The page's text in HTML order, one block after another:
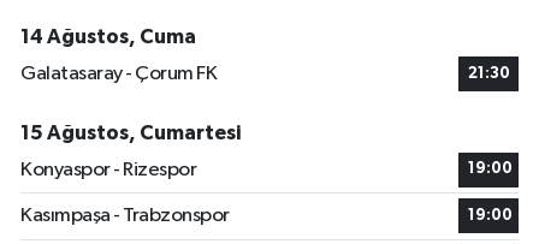
14 Ağustos, Cuma
Galatasaray - Çorum FK
21:30
15 Ağustos, Cumartesi
Konyaspor - Rizespor
19:00
Kasımpaşa - Trabzonspor 19:00